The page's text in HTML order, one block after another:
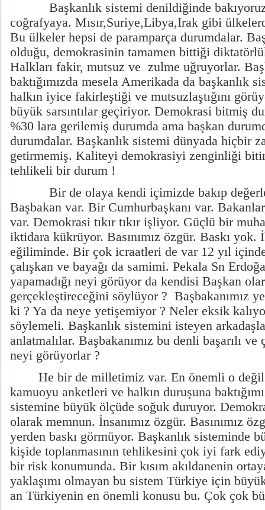
Başkanlık sistemi denildiğinde
coğrafyaya. Mısır,Suriye,Libya,Irak gibi
Bu ülkeler hepsi de paramparça durumdalar.
olduğu, demokrasinin tamamen bittiği
Halkları fakir, mutsuz ve zulme uğruyorlar.
baktığımızda mesela Amerikada da başkanlık
halkın iyice fakirleştiği ve mutsuzlaştığını
büyük sarsıntılar geçiriyor. Demokrasi bitmiş
%30 lara gerilemiş durumda ama başkan
durumdalar. Başkanlık sistemi dünyada hiçbir
getirmemiş. Kaliteyi demokrasiyi zenginliği
tehlikeli bir durum !
Bir de olaya kendi içimizde bakıp
Başbakan var. Bir Cumhurbaşkanı var.
var. Demokrasi tıkır tıkır işliyor. Güçlü bir
iktidara kükrüyor. Basınımız özgür. Baskı
eğiliminde. Bir çok icraatleri de var 12 yıl
çalışkan ve bayağı da samimi. Pekala Sn
yapamadığı neyi görüyor da kendisi Başkan
gerçekleştireceğini söylüyor ? Başbakanımız
ki ? Ya da neye yetişemiyor ? Neler eksik
söylemeli. Başkanlık sistemini isteyen
anlatmalılar. Başbakanımız bu denli başarılı
neyi görüyorlar ?
He bir de milletimiz var. En önemli o
kamuoyu anketleri ve halkın duruşuna
sistemine büyük ölçüde soğuk duruyor.
olarak memnun. İnsanımız özgür. Basınımız
yerden baskı görmüyor. Başkanlık sisteminde
kişide toplanmasının tehlikesini çok iyi fark
bir risk konumunda. Bir kısım akıldanenin
yaklaşımı olmayan bu sistem Türkiye için
an Türkiyenin en önemli konusu bu. Çok çok